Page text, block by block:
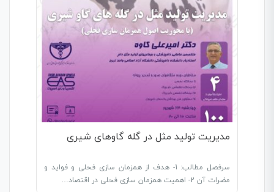
مدیریت تولید مثل در گله گاوهای شیری
سرفصل مطالب: 1- هدف از همزمان سازی فحلی و فواید و
مضرات آن 2- اهمیت همزمان سازی فحلی در اقتصاد…